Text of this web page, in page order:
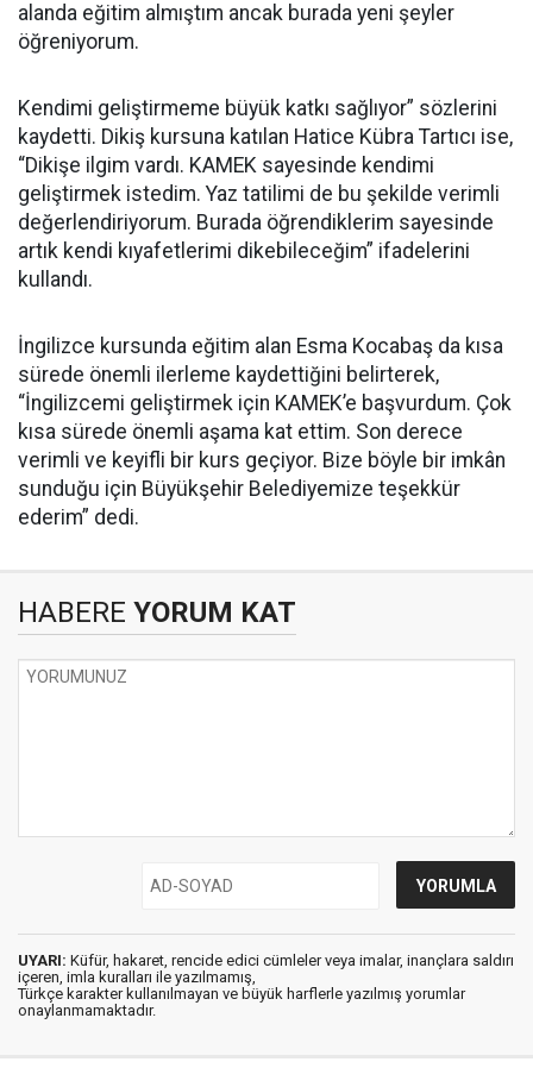
alanda eğitim almıştım ancak burada yeni şeyler
öğreniyorum.
Kendimi geliştirmeme büyük katkı sağlıyor” sözlerini
kaydetti. Dikiş kursuna katılan Hatice Kübra Tartıcı ise,
“Dikişe ilgim vardı. KAMEK sayesinde kendimi
geliştirmek istedim. Yaz tatilimi de bu şekilde verimli
değerlendiriyorum. Burada öğrendiklerim sayesinde
artık kendi kıyafetlerimi dikebileceğim” ifadelerini
kullandı.
İngilizce kursunda eğitim alan Esma Kocabaş da kısa
sürede önemli ilerleme kaydettiğini belirterek,
“İngilizcemi geliştirmek için KAMEK’e başvurdum. Çok
kısa sürede önemli aşama kat ettim. Son derece
verimli ve keyifli bir kurs geçiyor. Bize böyle bir imkân
sunduğu için Büyükşehir Belediyemize teşekkür
ederim” dedi.
HABERE YORUM KAT
UYARI: Küfür, hakaret, rencide edici cümleler veya imalar, inançlara saldırı
içeren, imla kuralları ile yazılmamış,
Türkçe karakter kullanılmayan ve büyük harflerle yazılmış yorumlar
onaylanmamaktadır.